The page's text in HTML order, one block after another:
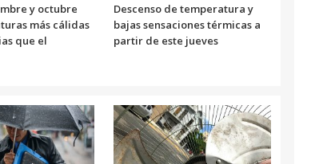
y octubre
más cálidas
que el
Descenso de temperatura y
bajas sensaciones térmicas a
partir de este jueves